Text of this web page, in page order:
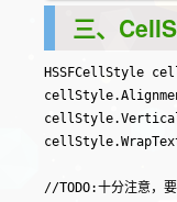
三、
HSSFCellStyle
//TODO:十分注意，